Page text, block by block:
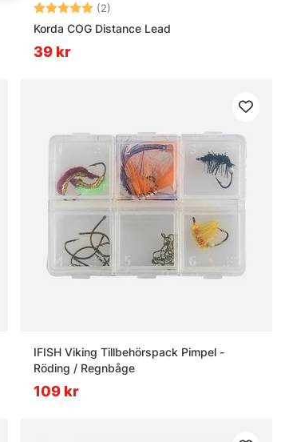
Betyg: (2)
Korda COG Distance Lead
39 kr
IFISH Viking Tillbehörspack Pimpel -
Röding / Regnbåge
109 kr